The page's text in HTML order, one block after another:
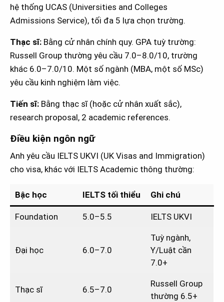
hệ thống UCAS (Universities and Colleges
Admissions Service), tối đa 5 lựa chọn trường.
Thạc sĩ: Bằng cử nhân chính quy. GPA tuỳ trường:
Russell Group thường yêu cầu 7.0–8.0/10, trường
khác 6.0–7.0/10. Một số ngành (MBA, một số MSc)
yêu cầu kinh nghiệm làm việc.
Tiến sĩ: Bằng thạc sĩ (hoặc cử nhân xuất sắc),
research proposal, 2 academic references.
Điều kiện ngôn ngữ
Anh yêu cầu IELTS UKVI (UK Visas and Immigration)
cho visa, khác với IELTS Academic thông thường:
Bậc học IELTS tối thiểu Ghi chú
Foundation 5.0–5.5 IELTS UKVI
Đại học 6.0–7.0
Tuỳ ngành,
Y/Luật cần
7.0+
Thạc sĩ 6.5–7.0
Russell Group
thường 6.5+